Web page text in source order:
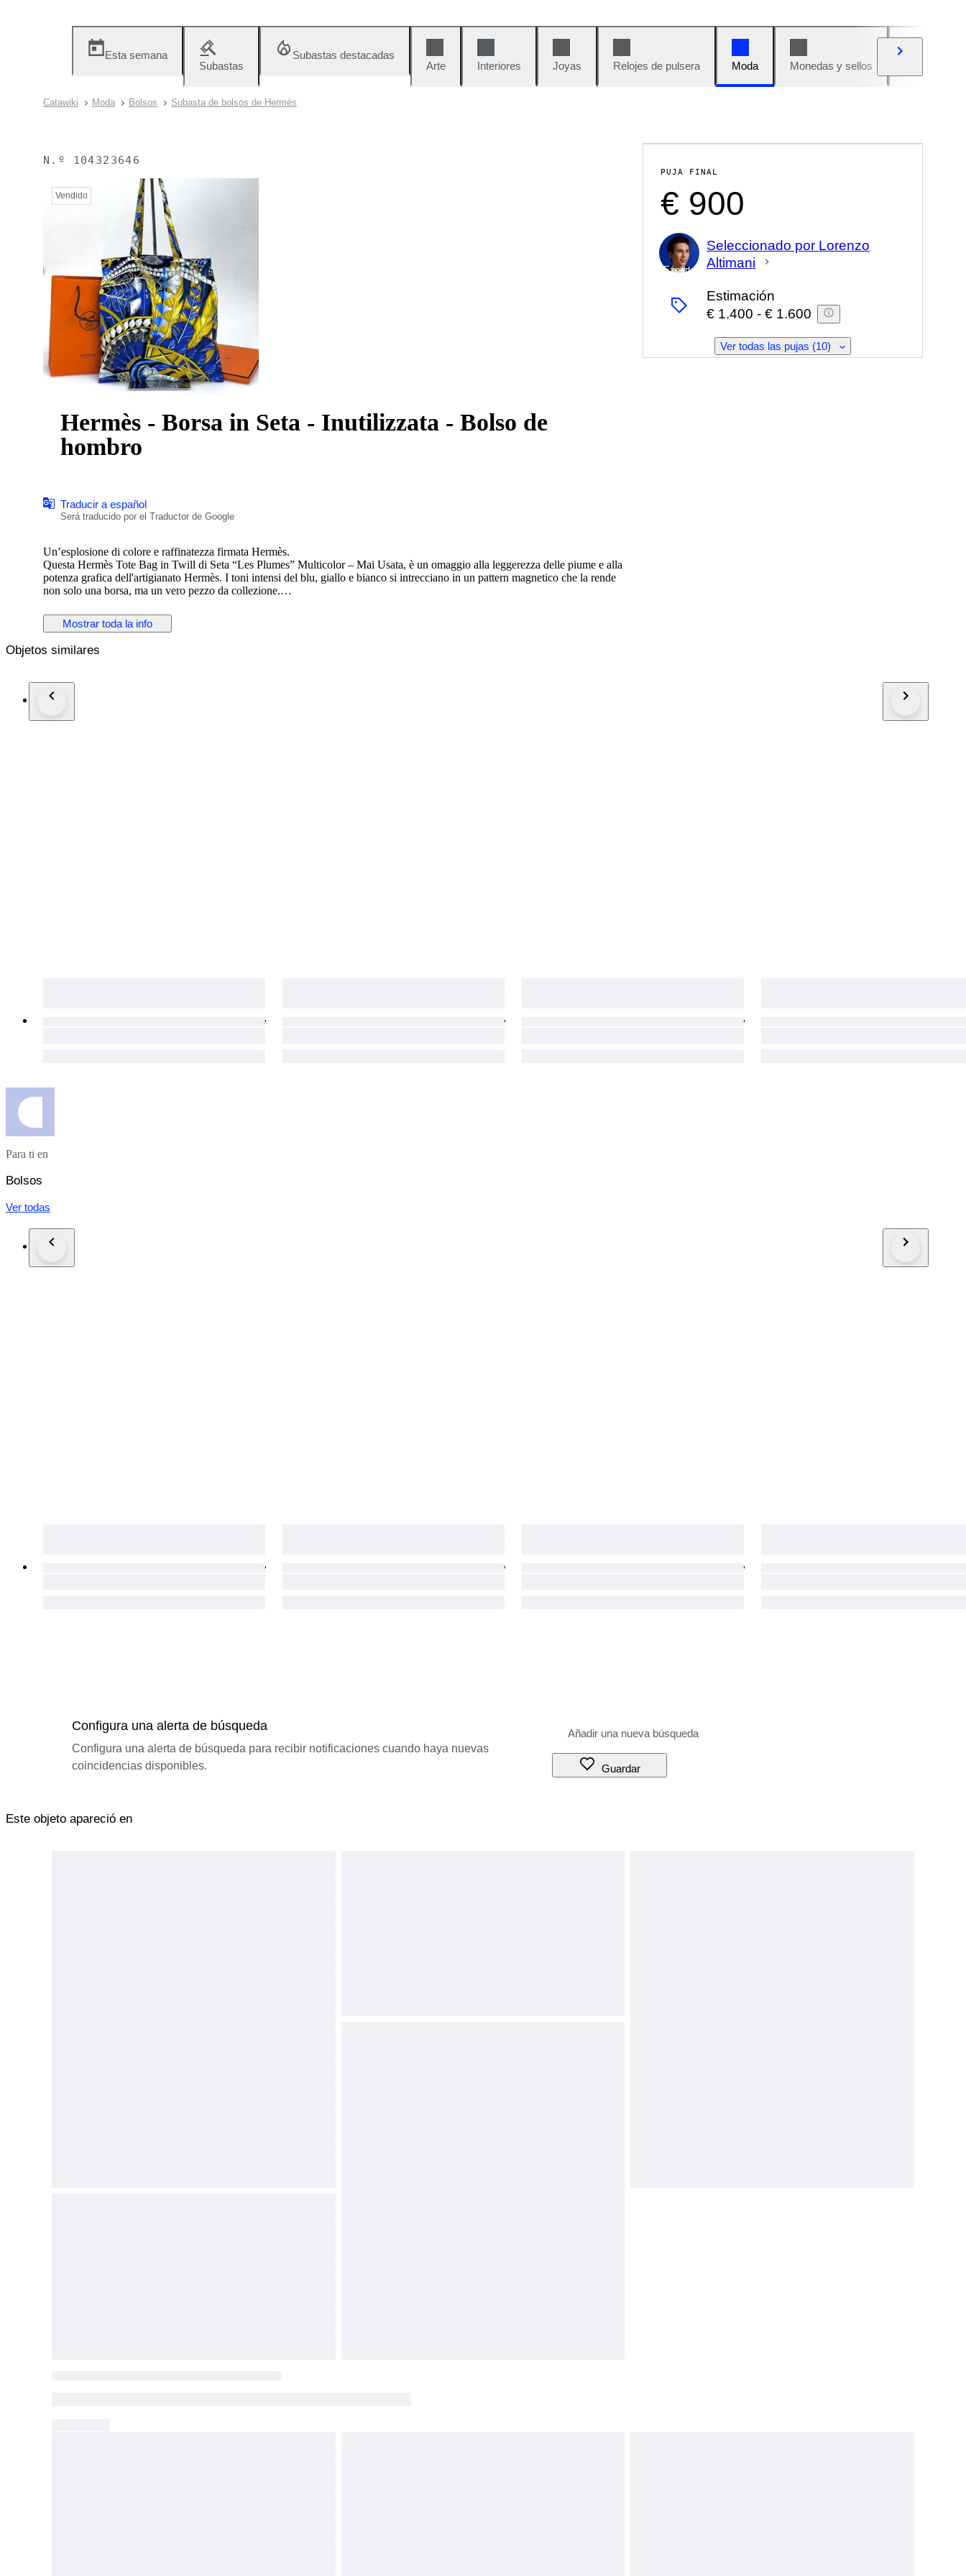
Esta semana
Subastas
Subastas destacadas
Arte
Interiores Joyas Relojes de pulsera Moda Monedas y sellos
Catawiki Moda Bolsos Subasta de bolsos de Hermès
N.º 104323646
Vendido
Hermès - Borsa in Seta - Inutilizzata - Bolso de
hombro
Traducir a español
Será traducido por el Traductor de Google
Un’esplosione di colore e raffinatezza firmata Hermès.
Questa Hermès Tote Bag in Twill di Seta “Les Plumes” Multicolor – Mai Usata, è un omaggio alla leggerezza delle piume e alla
potenza grafica dell'artigianato Hermès. I toni intensi del blu, giallo e bianco si intrecciano in un pattern magnetico che la rende
non solo una borsa, ma un vero pezzo da collezione.
SCHEDA TECNICA
Questa Hermès Tote Bag in Twill di Seta “Les Plumes” Multicolor – Mai Usata è realizzata in seta e si racchiude nella sua sacca.
DIMENSIONI
Lunghezza: 37 cm
Altezza: 38 cm
Manici: 29 cm
Mostrar toda la info
PUJA FINAL
€ 900
Experto
Seleccionado por Lorenzo
Altimani
Estimación
€ 1.400 - € 1.600
Ver todas las pujas (10)
Objetos similares
Para ti en
Bolsos
Ver todas
Configura una alerta de búsqueda
Configura una alerta de búsqueda para recibir notificaciones cuando haya nuevas
coincidencias disponibles.
Guardar
Este objeto apareció en